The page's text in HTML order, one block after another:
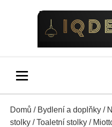
Domů / Bydlení a doplňky /
stolky /Toaletní stolky /